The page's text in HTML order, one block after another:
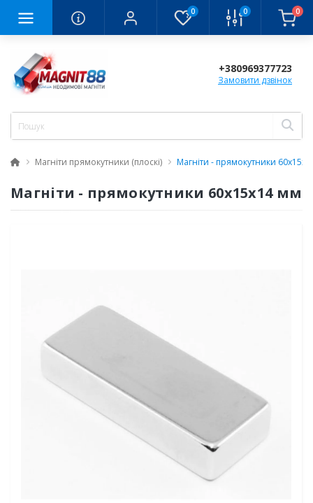
0 0 0
+380969377723
Замовити дзвінок
Магніти прямокутники (плоскі) Магніти - прямокутники
Магніти - прямокутники 60x15x14 мм